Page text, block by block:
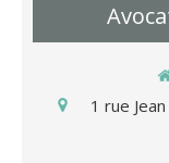
1 rue